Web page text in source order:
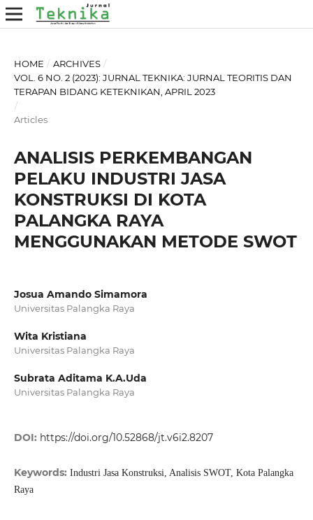
HOME / ARCHIVES /
VOL. 6 NO. 2 (2023): JURNAL TEKNIKA: JURNAL TEORITIS DAN
TERAPAN BIDANG KETEKNIKAN, APRIL 2023
/
Articles
ANALISIS PERKEMBANGAN
PELAKU INDUSTRI JASA
KONSTRUKSI DI KOTA
PALANGKA RAYA
MENGGUNAKAN METODE SWOT
Josua Amando Simamora
Universitas Palangka Raya
Wita Kristiana
Universitas Palangka Raya
Subrata Aditama K.A.Uda
Universitas Palangka Raya
DOI: https://doi.org/10.52868/jt.v6i2.8207
Keywords: Industri Jasa Konstruksi, Analisis SWOT, Kota Palangka
Raya